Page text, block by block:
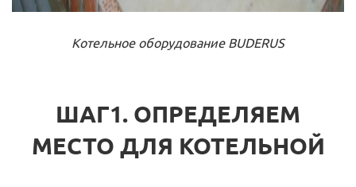
Котельное оборудование BUDERUS
ШАГ1. ОПРЕДЕЛЯЕМ
МЕСТО ДЛЯ КОТЕЛЬНОЙ